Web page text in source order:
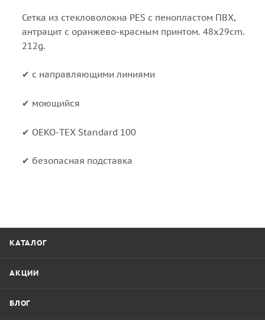
Сетка из стекловолокна PES с пенопластом ПВХ,
антрацит с оранжево-красным принтом. 48x29cm.
212g.
✔ с направляющими линиями
✔ моющийся
✔ OEKO-TEX Standard 100
✔ безопасная подставка
КАТАЛОГ
АКЦИИ
БЛОГ